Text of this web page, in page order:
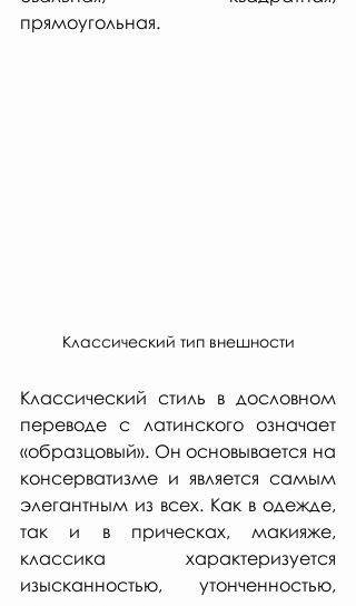
прямоугольная.
Классический тип внешности
Классический стиль в дословном
переводе с латинского означает
«образцовый». Он основывается на
консерватизме и является самым
элегантным из всех. Как в одежде,
так и в прическах, макияже,
классика характеризуется
изысканностью, утонченностью,